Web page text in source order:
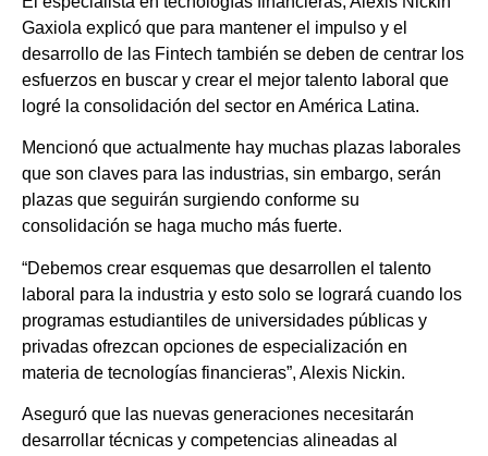
Gaxiola explicó que para mantener el impulso y el
desarrollo de las Fintech también se deben de centrar los
esfuerzos en buscar y crear el mejor talento laboral que
logré la consolidación del sector en América Latina.
Mencionó que actualmente hay muchas plazas laborales
que son claves para las industrias, sin embargo, serán
plazas que seguirán surgiendo conforme su
consolidación se haga mucho más fuerte.
“Debemos crear esquemas que desarrollen el talento
laboral para la industria y esto solo se logrará cuando los
programas estudiantiles de universidades públicas y
privadas ofrezcan opciones de especialización en
materia de tecnologías financieras”, Alexis Nickin.
Aseguró que las nuevas generaciones necesitarán
desarrollar técnicas y competencias alineadas al